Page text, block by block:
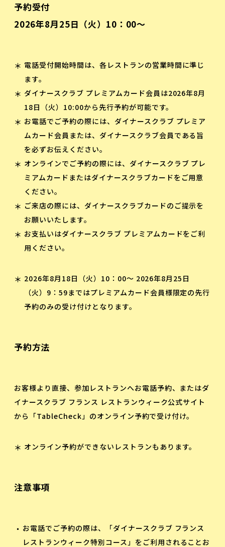
予約受付
2026年8月25日（火）10：00～
電話受付開始時間は、各レストランの営業時間に準じ
ます。
ダイナースクラブ プレミアムカード会員は2026年8月
18日（火）10:00から先行予約が可能です。
お電話でご予約の際には、ダイナースクラブ プレミア
ムカード会員または、ダイナースクラブ会員である旨
を必ずお伝えください。
オンラインでご予約の際には、ダイナースクラブ プレ
ミアムカードまたはダイナースクラブカードをご用意
ください。
ご来店の際には、ダイナースクラブカードのご提示を
お願いいたします。
お支払いはダイナースクラブ プレミアムカードをご利
用ください。
2026年8月18日（火）10：00〜 2026年8月25日
（火）9：59まではプレミアムカード会員様限定の先行
予約のみの受け付けとなります。
予約方法
お客様より直接、参加レストランへお電話予約、またはダ
イナースクラブ フランス レストランウィーク公式サイト
から「TableCheck」のオンライン予約で受け付け。
オンライン予約ができないレストランもあります。
注意事項
お電話でご予約の際は、「ダイナースクラブ フランス
レストランウィーク特別コース」をご利用されることお